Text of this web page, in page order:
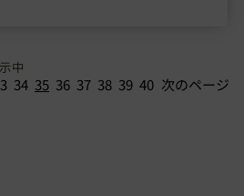
中
34 35 36 37 38 39 40 次のページ